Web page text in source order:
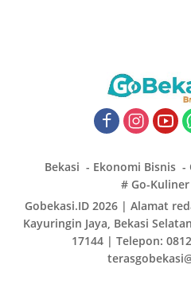
Bekasi Ekonomi Bisnis
# Go-Kuliner
Gobekasi.ID 2026 | Alamat
Kayuringin Jaya, Bekasi
17144 | Telepon: